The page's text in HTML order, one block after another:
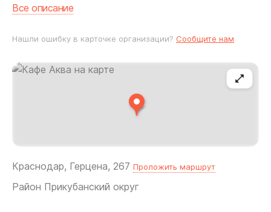
Краснодар, Герцена, 267 Проложить маршрут
Район Прикубанский округ
Все описание
Нашли ошибку в карточке организации? Сообщите нам